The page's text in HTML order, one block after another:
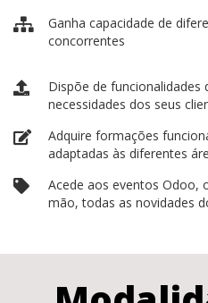
Ganha capacidade de
concorrentes
Dispõe de
necessidades dos seus
Adquire formações
adaptadas às diferentes
Acede aos eventos Odoo,
mão, todas as novidades